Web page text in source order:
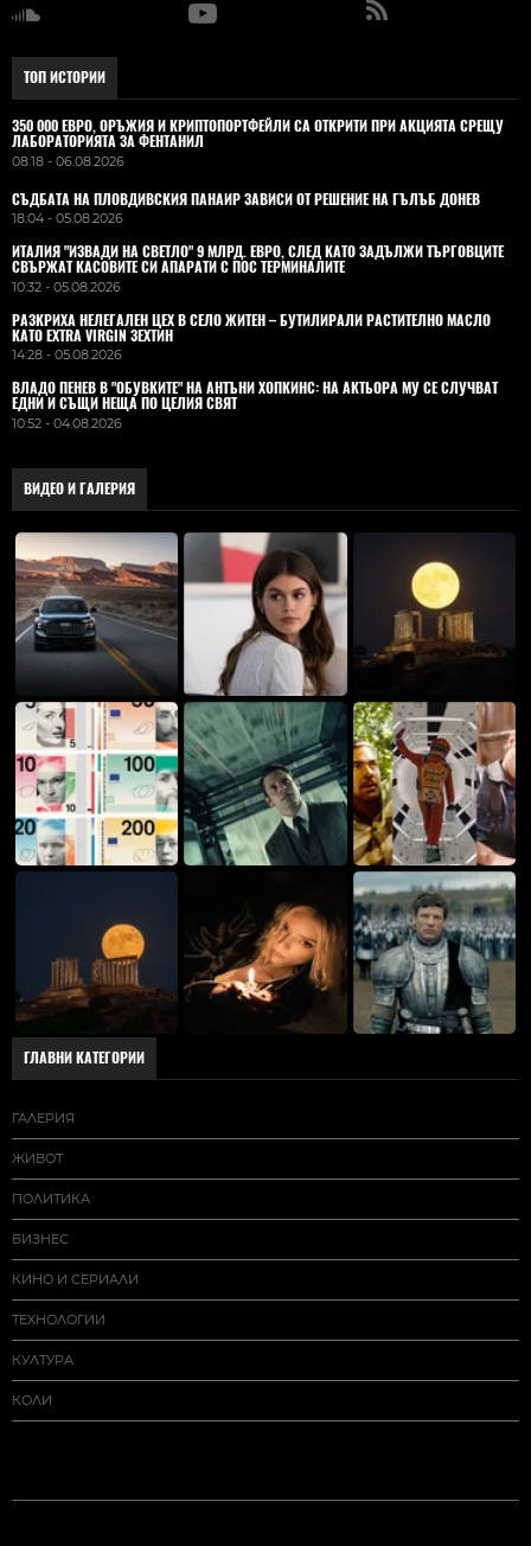
ТОП ИСТОРИИ
350 000 ЕВРО, ОРЪЖИЯ И КРИПТОПОРТФЕЙЛИ СА ОТКРИТИ ПРИ АКЦИЯТА СРЕЩУ
ЛАБОРАТОРИЯТА ЗА ФЕНТАНИЛ
08:18 - 06.08.2026
СЪДБАТА НА ПЛОВДИВСКИЯ ПАНАИР ЗАВИСИ ОТ РЕШЕНИЕ НА ГЪЛЪБ ДОНЕВ
18:04 - 05.08.2026
ИТАЛИЯ "ИЗВАДИ НА СВЕТЛО" 9 МЛРД. ЕВРО, СЛЕД КАТО ЗАДЪЛЖИ ТЪРГОВЦИТЕ
СВЪРЖАТ КАСОВИТЕ СИ АПАРАТИ С ПОС ТЕРМИНАЛИТЕ
10:32 - 05.08.2026
РАЗКРИХА НЕЛЕГАЛЕН ЦЕХ В СЕЛО ЖИТЕН – БУТИЛИРАЛИ РАСТИТЕЛНО МАСЛО
КАТО EXTRA VIRGIN ЗЕХТИН
14:28 - 05.08.2026
ВЛАДO ПЕНЕВ В "ОБУВКИТЕ" НА АНТЪНИ ХОПКИНС: НА АКТЬОРА МУ СЕ СЛУЧВАТ
ЕДНИ И СЪЩИ НЕЩА ПО ЦЕЛИЯ СВЯТ
10:52 - 04.08.2026
ВИДЕО И ГАЛЕРИЯ
ГЛАВНИ КАТЕГОРИИ
ГАЛЕРИЯ
ЖИВОТ
ПОЛИТИКА
БИЗНЕС
КИНО И СЕРИАЛИ
ТЕХНОЛОГИИ
КУЛТУРА
КОЛИ